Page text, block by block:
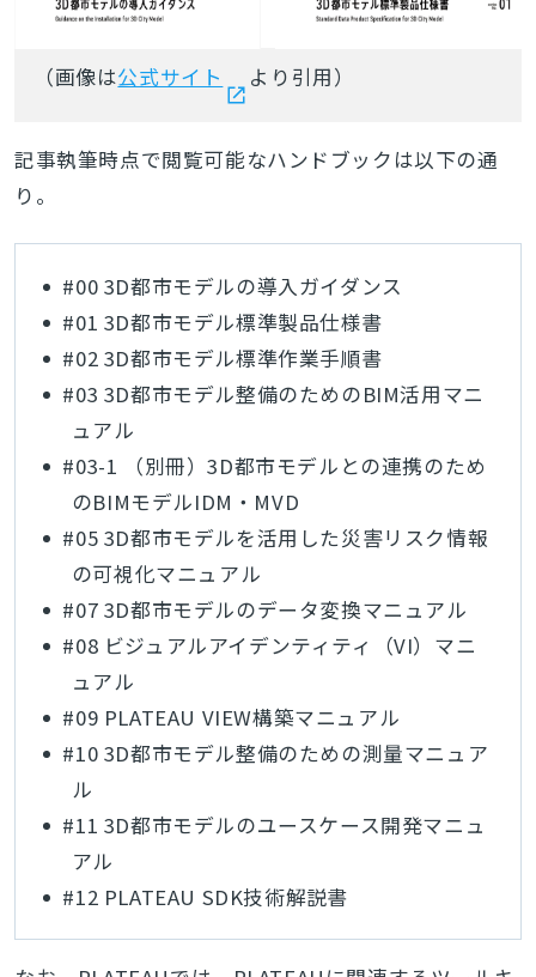
（画像は公式サイト より引用）
記事執筆時点で閲覧可能なハンドブックは以下の通
り。
#00 3D都市モデルの導入ガイダンス
#01 3D都市モデル標準製品仕様書
#02 3D都市モデル標準作業手順書
#03 3D都市モデル整備のためのBIM活用マニ
ュアル
#03-1 （別冊）3D都市モデルとの連携のため
のBIMモデルIDM・MVD
#05 3D都市モデルを活用した災害リスク情報
の可視化マニュアル
#07 3D都市モデルのデータ変換マニュアル
#08 ビジュアルアイデンティティ（VI）マニ
ュアル
#09 PLATEAU VIEW構築マニュアル
#10 3D都市モデル整備のための測量マニュア
ル
#11 3D都市モデルのユースケース開発マニュ
アル
#12 PLATEAU SDK技術解説書